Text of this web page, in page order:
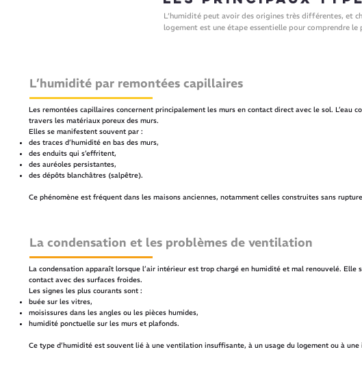
L’humidité peut avoir des origines très différentes, et
logement est une étape essentielle pour comprendre
L’humidité par remontées capillaires
Les remontées capillaires concernent principalement les murs en contact direct avec le sol. L’eau
travers les matériaux poreux des murs.
Elles se manifestent souvent par :
des traces d’humidité en bas des murs,
des enduits qui s’effritent,
des auréoles persistantes,
des dépôts blanchâtres (salpêtre).
Ce phénomène est fréquent dans les maisons anciennes, notamment celles construites sans
La condensation et les problèmes de ventilation
La condensation apparaît lorsque l’air intérieur est trop chargé en humidité et mal renouvelé. Elle
contact avec des surfaces froides.
Les signes les plus courants sont :
buée sur les vitres,
moisissures dans les angles ou les pièces humides,
humidité ponctuelle sur les murs et plafonds.
Ce type d’humidité est souvent lié à une ventilation insuffisante, à un usage du logement ou à